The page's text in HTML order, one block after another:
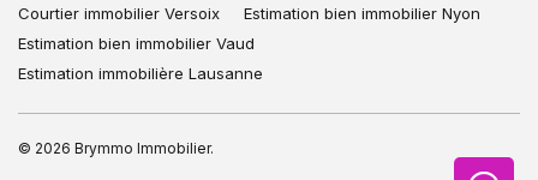
Courtier immobilier Versoix
Estimation bien immobilier Nyon
Estimation bien immobilier Vaud
Estimation immobilière Lausanne
© 2026 Brymmo Immobilier.